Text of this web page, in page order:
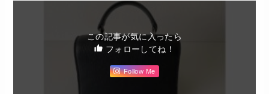
この記事が気に入ったら
フォローしてね！
Follow Me